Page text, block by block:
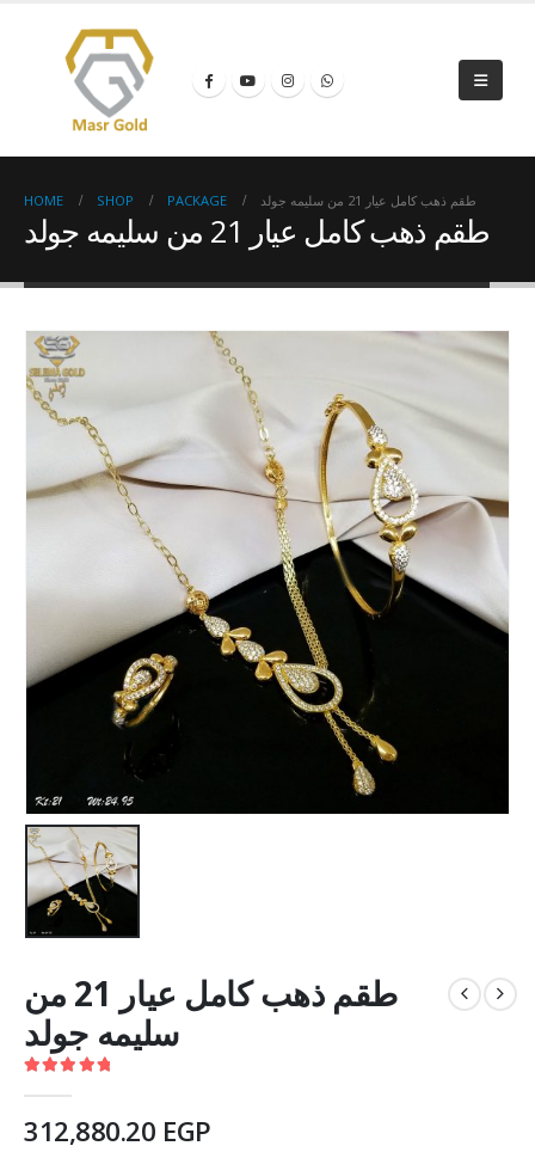
HOME SHOP PACKAGE طقم ذهب كامل عيار 21 من سليمه جولد
طقم ذهب كامل عيار 21 من سليمه جولد
طقم ذهب كامل عيار 21 من
سليمه جولد
312,880.20 EGP